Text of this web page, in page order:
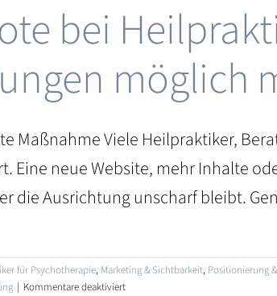
bei
möglich
Maßnahme Viele Heilpraktiker,
Eine neue Website, mehr Inhalte
die Ausrichtung unscharf bleibt.
für Psychotherapie, Marketing & Sichtbarkeit, Positionierung
| Kommentare deaktiviertfür